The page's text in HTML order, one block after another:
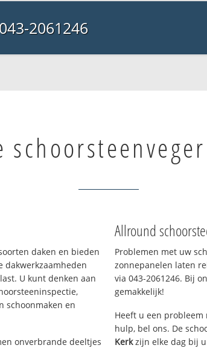
043-2061246
daken en bieden
dakwerkzaamheden
U kunt denken aan
schoonmaken en
onverbrande deeltjes
Allround
Problemen met uw
zonnepanelen laten
via 043-2061246. Bij
gemakkelijk!
Heeft u een
hulp, bel ons. De
Kerkzijn elke dag bij